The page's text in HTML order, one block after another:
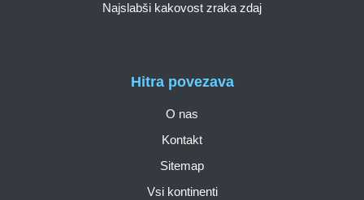
Hitra povezava
O nas
Kontakt
Sitemap
Vsi kontinenti
Najslabši kakovost zraka zdaj